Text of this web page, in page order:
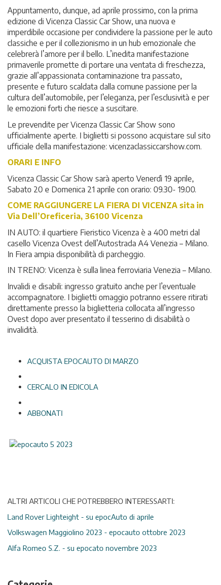
Appuntamento, dunque, ad aprile prossimo, con la prima
edizione di Vicenza Classic Car Show, una nuova e
imperdibile occasione per condividere la passione per le auto
classiche e per il collezionismo in un hub emozionale che
celebrerà l’amore per il bello. L’inedita manifestazione
primaverile promette di portare una ventata di freschezza,
grazie all’appassionata contaminazione tra passato,
presente e futuro scaldata dalla comune passione per la
cultura dell’automobile, per l’eleganza, per l’esclusività e per
le emozioni forti che riesce a suscitare.
Le prevendite per Vicenza Classic Car Show sono
ufficialmente aperte. I biglietti si possono acquistare sul sito
ufficiale della manifestazione: vicenzaclassiccarshow.com.
ORARI E INFO
Vicenza Classic Car Show sarà aperto Venerdì 19 aprile,
Sabato 20 e Domenica 21 aprile con orario: 09.30- 19.00.
COME RAGGIUNGERE LA FIERA DI VICENZA sita in
Via Dell’Oreficeria, 36100 Vicenza
IN AUTO: il quartiere Fieristico Vicenza è a 400 metri dal
casello Vicenza Ovest dell’Autostrada A4 Venezia – Milano.
In Fiera ampia disponibilità di parcheggio.
IN TRENO: Vicenza è sulla linea ferroviaria Venezia – Milano.
Invalidi e disabili: ingresso gratuito anche per l’eventuale
accompagnatore. I biglietti omaggio potranno essere ritirati
direttamente presso la biglietteria collocata all’ingresso
Ovest dopo aver presentato il tesserino di disabilità o
invalidità.
ACQUISTA EPOCAUTO DI MARZO
CERCALO IN EDICOLA
ABBONATI
ALTRI ARTICOLI CHE POTREBBERO INTERESSARTI:
Land Rover Lighteight - su epocAuto di aprile
Volkswagen Maggiolino 2023 - epocauto ottobre 2023
Alfa Romeo S.Z. - su epocato novembre 2023